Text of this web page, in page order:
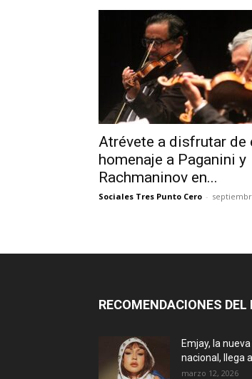
Atrévete a disfrutar de
homenaje a Paganini y
Rachmaninov en...
Sociales Tres Punto Cero -
RECOMENDACIONES DEL
Emjay, la
nacional, llega
marzo 12, 2026